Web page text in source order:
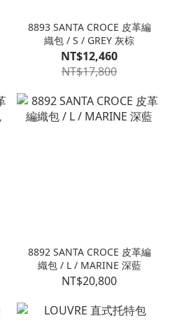
8893 SANTA CROCE 皮革編
織包 / S / GREY 灰棕
NT$12,460
NT$17,800
8892 SANTA CROCE 皮革編
織包 / L / MARINE 深藍
NT$20,800